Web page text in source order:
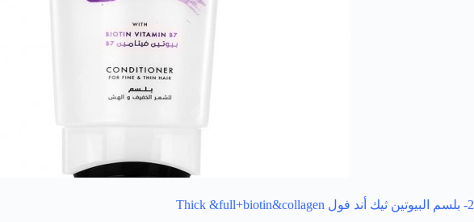
2- بلسم البيوتين ثيك أند فول Thick &full+biotin&collagen